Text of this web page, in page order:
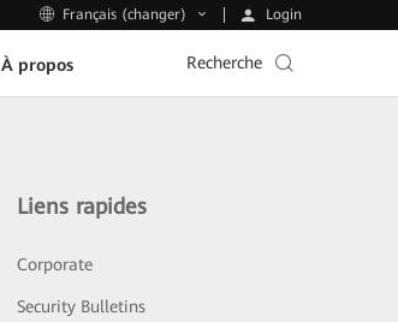
Français (changer) Login
À propos Recherche
Liens rapides
Corporate
Security Bulletins